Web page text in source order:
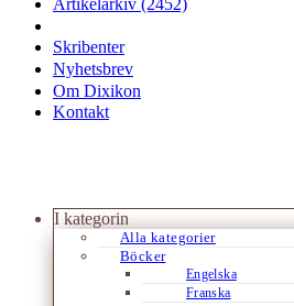
Artikelarkiv (2452)
Skribenter
Nyhetsbrev
Om Dixikon
Kontakt
I kategorin
Alla kategorier
Böcker
Engelska
Franska